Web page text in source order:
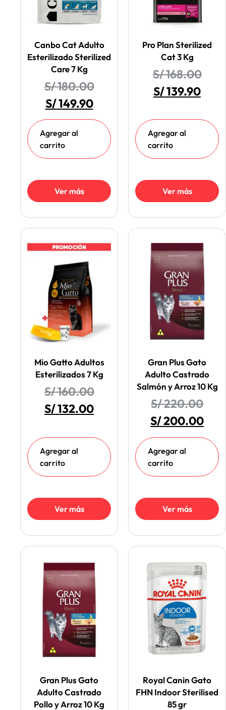
Canbo Cat Adulto
Esterilizado Sterilized
Care 7 Kg
S/180.00
S/149.90
Agregar al
carrito
Ver más
Pro Plan Sterilized
Cat 3 Kg
S/168.00
S/139.90
Agregar al
carrito
Ver más
Mio Gatto Adultos
Esterilizados 7 Kg
S/160.00
S/132.00
Agregar al
carrito
Ver más
Gran Plus Gato
Adulto Castrado
Salmón y Arroz 10 Kg
S/220.00
S/200.00
Agregar al
carrito
Ver más
Gran Plus Gato
Adulto Castrado
Pollo y Arroz 10 Kg
Royal Canin Gato
FHN Indoor Sterilised
85 gr